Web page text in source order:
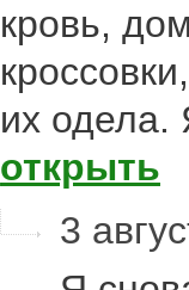
кровь,
их одела.
открыть
3